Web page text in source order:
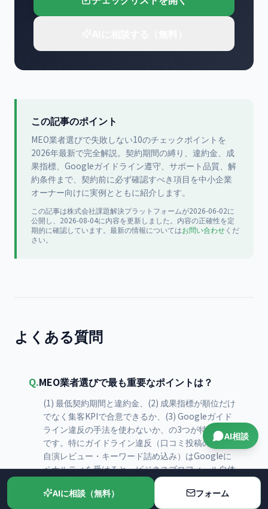
この記事のポイント
MEO業者選びで失敗しない10のチェックポイントを
2026年最新で完全解説。契約期間の縛り、違約金、成
果指標、Googleガイドライン遵守、サポート品質、解
約条件まで、契約前に必ず確認すべき項目を中小企業
オーナー向けに実例とともに紹介します。
この記事は株式会社課題解決プラットフォームが2026-06-02に
公開し、2026-08-04に内容を更新しました。内容の正確性を定
期的に確認しています。最新の情報についてはお問い合わせくだ
さい。
よくある質問
Q.MEO業者選びで最も重要なポイントは？
(1) 最低契約期間と違約金、(2) 成果指標が順位だけ
でなく集客KPIで合意できるか、(3) Googleガイド
ライン違反の手法を使わないか、の3つが特に重要
です。特にガイドライン違反（口コミ投稿の代行・
自演レビュー・キーワード詰め込み）はGoogleに
ペナルティを受けると、ビジネスプロフィール自体
が表示停止になるリスクがあるため、契約前の確認
が必須です。
AIに相談（無料） フォーム
AI相談